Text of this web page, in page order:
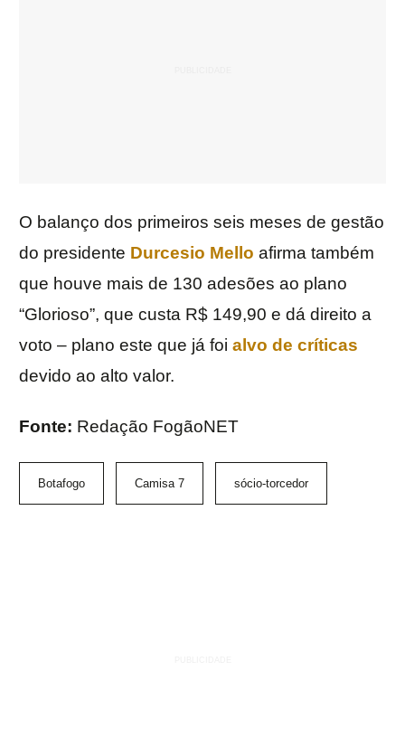
O balanço dos primeiros seis meses de gestão
do presidente Durcesio Mello afirma também
que houve mais de 130 adesões ao plano
“Glorioso”, que custa R$ 149,90 e dá direito a
voto – plano este que já foi alvo de críticas
devido ao alto valor.
Fonte: Redação FogãoNET
Botafogo Camisa 7 sócio-torcedor